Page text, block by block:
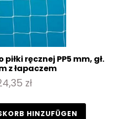
ręcznej PP5 mm, gł.
z łapaczem
zł
HINZUFÜGEN